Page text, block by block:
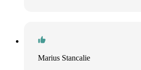
Marius Stancalie